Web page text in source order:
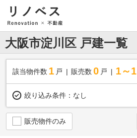
大阪市淀川区 戸建一覧
該当物件数 1 戸 販売数 0 戸 1～1
絞り込み条件： なし
販売物件のみ